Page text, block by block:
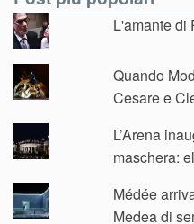
L'amante di
Quando
Cesare e
L’Arena
maschera:
Médée
Medea di